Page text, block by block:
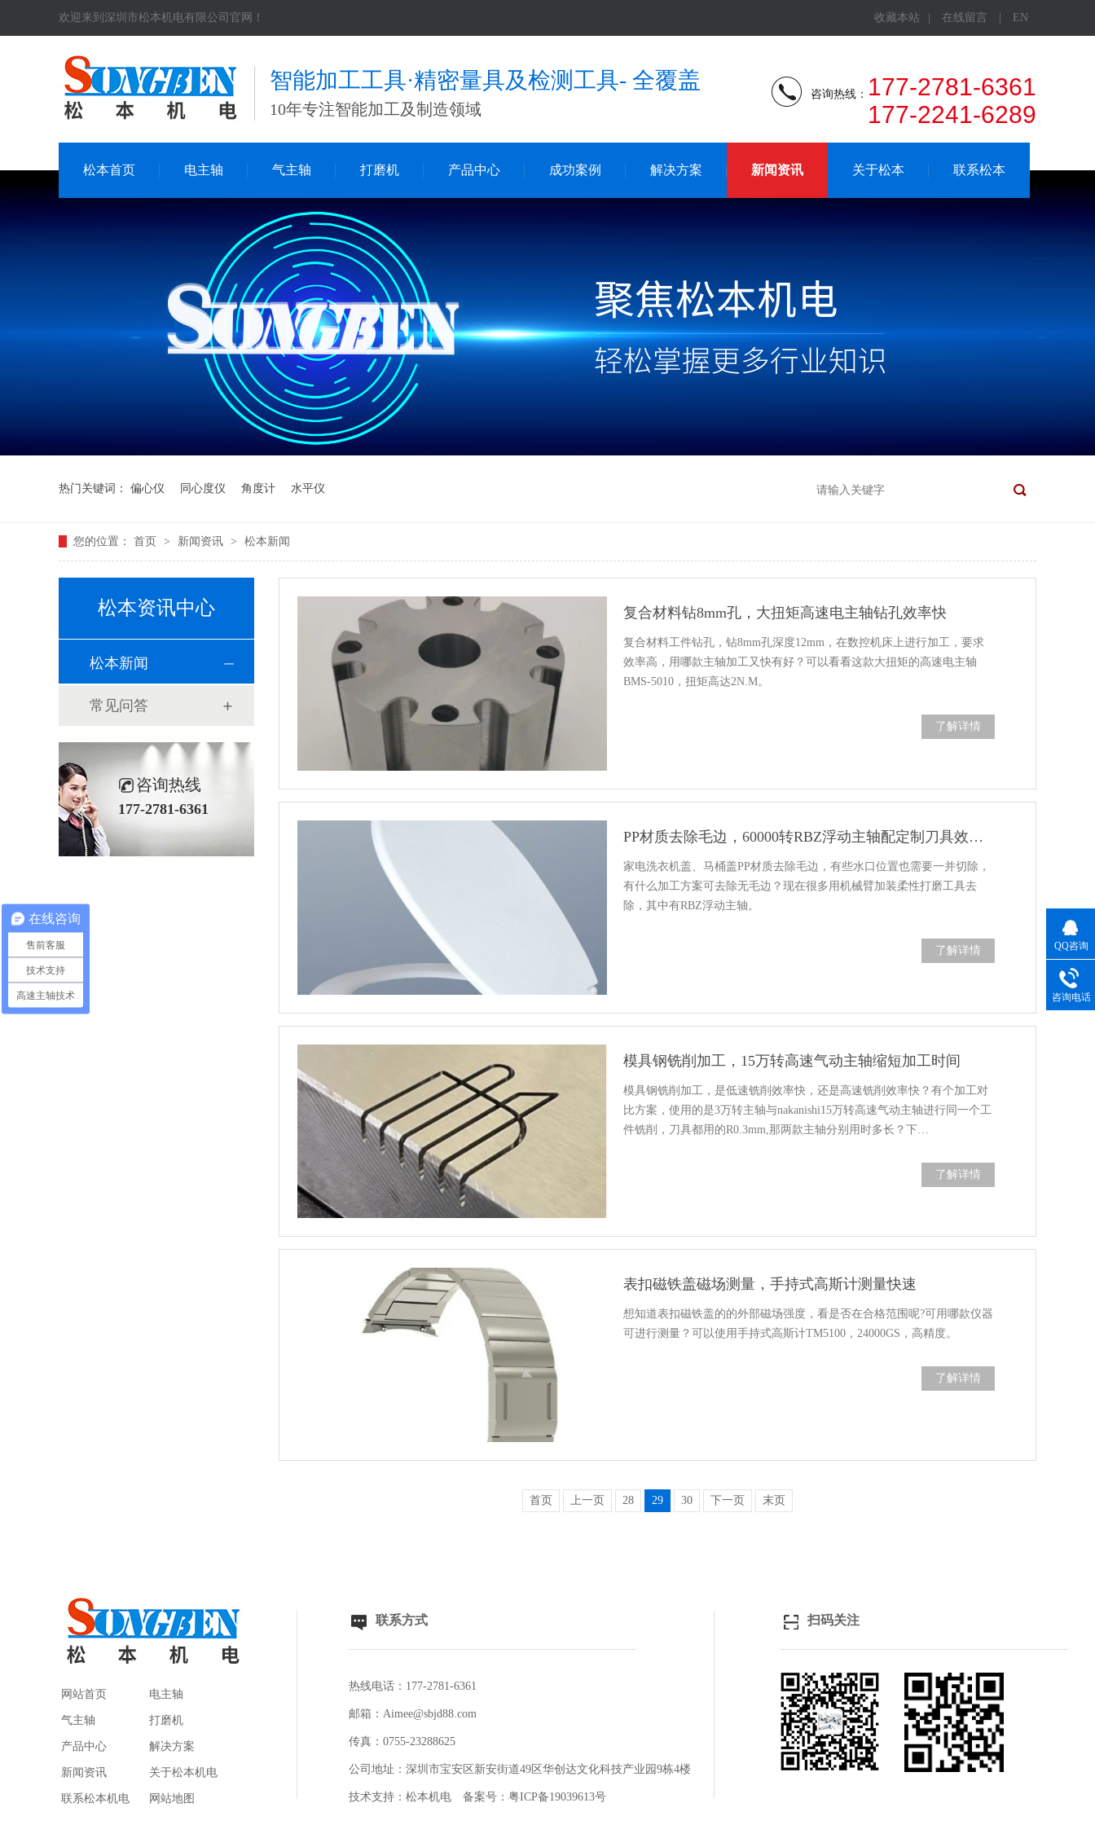
收藏本站 在线留言 EN
欢迎来到深圳市松本机电有限公司官网！
智能加工工具·精密量具及检测工具- 全覆盖
10年专注智能加工及制造领域
咨询热线： 177-2781-6361
177-2241-6289
松本首页 电主轴 气主轴 打磨机 产品中心 成功案例 解决方案 新闻资讯 关于松本 联系松本
热门关键词： 偏心仪 同心度仪 角度计 水平仪
您的位置： 首页 > 新闻资讯 > 松本新闻
松本资讯中心
松本新闻
常见问答
咨询热线
177-2781-6361
复合材料钻8mm孔，大扭矩高速电主轴钻孔效率快
复合材料工件钻孔，钻8mm孔深度12mm，在数控机床上进行加工，要求
效率高，用哪款主轴加工又快有好？可以看看这款大扭矩的高速电主轴
BMS-5010，扭矩高达2N.M。
了解详情
PP材质去除毛边，60000转RBZ浮动主轴配定制刀具效果好
家电洗衣机盖、马桶盖PP材质去除毛边，有些水口位置也需要一并切除，
有什么加工方案可去除无毛边？现在很多用机械臂加装柔性打磨工具去
除，其中有RBZ浮动主轴。
了解详情
模具钢铣削加工，15万转高速气动主轴缩短加工时间
模具钢铣削加工，是低速铣削效率快，还是高速铣削效率快？有个加工对
比方案，使用的是3万转主轴与nakanishi15万转高速气动主轴进行同一个工
件铣削，刀具都用的R0.3mm,那两款主轴分别用时多长？下…
了解详情
表扣磁铁盖磁场测量，手持式高斯计测量快速
想知道表扣磁铁盖的的外部磁场强度，看是否在合格范围呢?可用哪款仪器
可进行测量？可以使用手持式高斯计TM5100，24000GS，高精度。
了解详情
首页 上一页 28 29 30 下一页 末页
网站首页 电主轴
气主轴 打磨机
产品中心 解决方案
新闻资讯 关于松本机电
联系松本机电 网站地图
联系方式
热线电话：177-2781-6361
邮箱：Aimee@sbjd88.com
传真：0755-23288625
公司地址：深圳市宝安区新安街道49区华创达文化科技产业园9栋4楼
技术支持： 松本机电 备案号： 粤ICP备19039613号
扫码关注
QQ咨询
咨询电话
在线咨询
售前客服
技术支持
高速主轴技术